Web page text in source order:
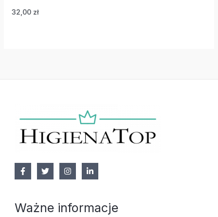
32,00 zł
Ważne informacje